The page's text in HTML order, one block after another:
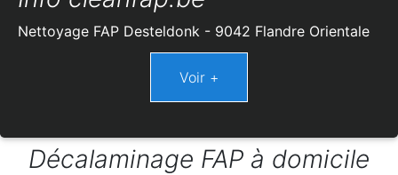
Nettoyage FAP Desteldonk - 9042 Flandre Orientale
Décalaminage FAP à domicile